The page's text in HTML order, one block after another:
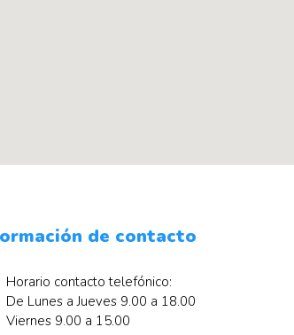
de contacto
Horario contacto telefónico:
De Lunes a Jueves 9.00 a 18.00
Viernes 9.00 a 15.00